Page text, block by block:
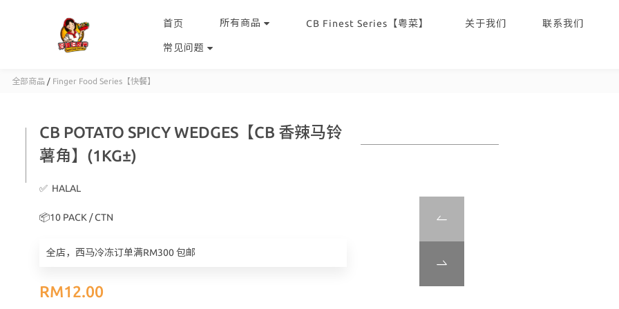
首页 所有商品 CB Finest Series【粤菜】 关于我们 联系我们
常见问题
全部商品 / Finger Food Series【快餐】
CB POTATO SPICY WEDGES【CB 香辣马铃
薯角】(1KG±)
✅  HALAL
📦10 PACK / CTN
全店，西马冷冻订单满RM300 包邮
RM12.00